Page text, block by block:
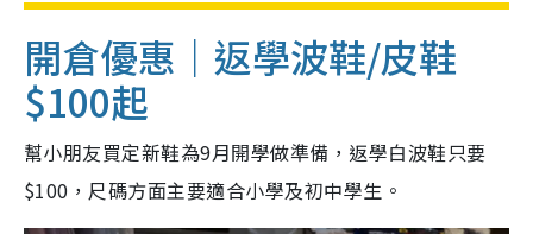
開倉優惠｜返學波鞋/皮鞋
$100起
幫小朋友買定新鞋為9月開學做準備，返學白波鞋只要
$100，尺碼方面主要適合小學及初中學生。